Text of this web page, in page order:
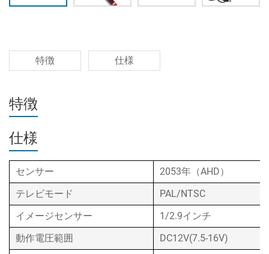
特徴 仕様
特徴
仕様
センサー
2053年（AHD）
テレビモード
PAL/NTSC
イメージセンサー
1/2.9インチ
動作電圧範囲
DC12V(7.5-16V)